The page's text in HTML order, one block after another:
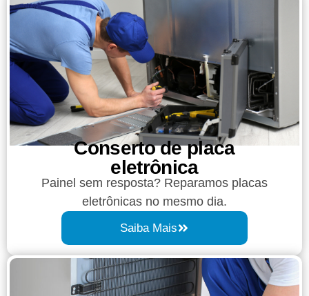
Conserto de placa
eletrônica
Painel sem resposta? Reparamos placas
eletrônicas no mesmo dia.
Saiba Mais